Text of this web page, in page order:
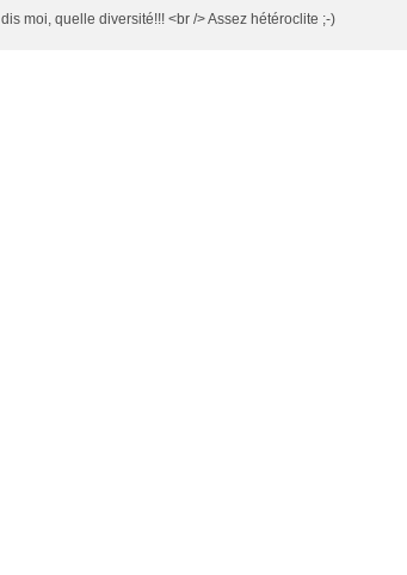
dis moi, quelle diversité!!! <br /> Assez hétéroclite ;-)